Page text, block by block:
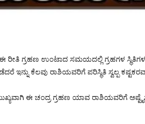
ಗ್ರಹಣ ಉಂಟಾದ ಸಮಯದಲ್ಲಿ ಗ್ರಹಗಳ
ಇನ್ನು ಕೆಲವು ರಾಶಿಯವರಿಗೆ ಪರಿಸ್ಥಿತಿ ಸ್ವಲ್ಪ
ಈ ಚಂದ್ರ ಗ್ರಹಣ ಯಾವ ರಾಶಿಯವರಿಗೆ